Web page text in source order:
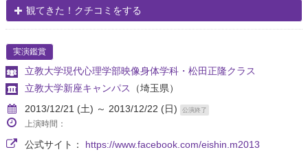
観てきた！クチコミをする
実演鑑賞
立教大学現代心理学部映像身体学科・松田正隆クラス
立教大学新座キャンパス
（埼玉県）
2013/12/21 (土) ～ 2013/12/22 (日)
公演終了
上演時間：
公式サイト： https://www.facebook.com/eishin.m2013